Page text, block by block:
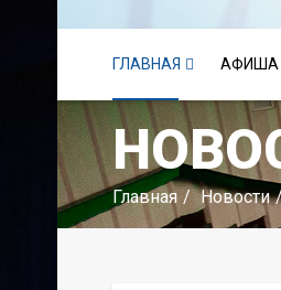
ГЛАВНАЯ АФИША
Главная Новости